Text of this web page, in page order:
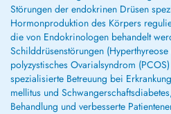
Störungen der endokrinen Drüsen
Hormonproduktion des Körpers
die von Endokrinologen behandelt
Schilddrüsenstörungen
polyzystisches Ovarialsyndrom
spezialisierte Betreuung bei
mellitus und
Behandlung und verbesserte